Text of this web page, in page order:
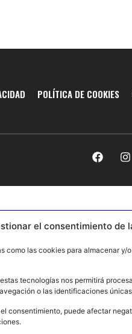
el consentimiento de
como las cookies para almacenar y/
tecnologías nos permitirá
o las identificaciones
consentimiento, puede afectar
POLÍTICA DE COOKIES